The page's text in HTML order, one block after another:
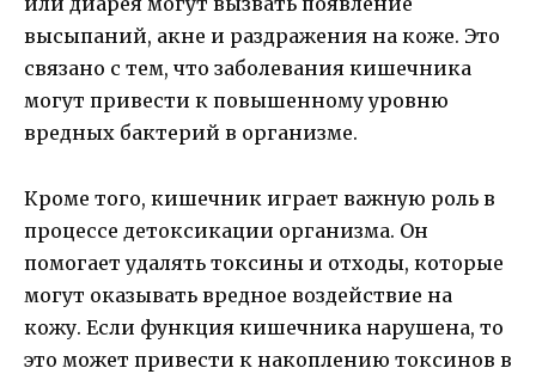
высыпаний, акне и раздражения на коже. Это
связано с тем, что заболевания кишечника
могут привести к повышенному уровню
вредных бактерий в организме.
Кроме того, кишечник играет важную роль в
процессе детоксикации организма. Он
помогает удалять токсины и отходы, которые
могут оказывать вредное воздействие на
кожу. Если функция кишечника нарушена, то
это может привести к накоплению токсинов в